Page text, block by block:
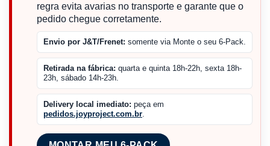
regra evita avarias no transporte e garante que o
pedido chegue corretamente.
Envio por J&T/Frenet: somente via Monte o seu 6-Pack.
Retirada na fábrica: quarta e quinta 18h-22h, sexta 18h-
23h, sábado 14h-23h.
Delivery local imediato: peça em
pedidos.joyproject.com.br.